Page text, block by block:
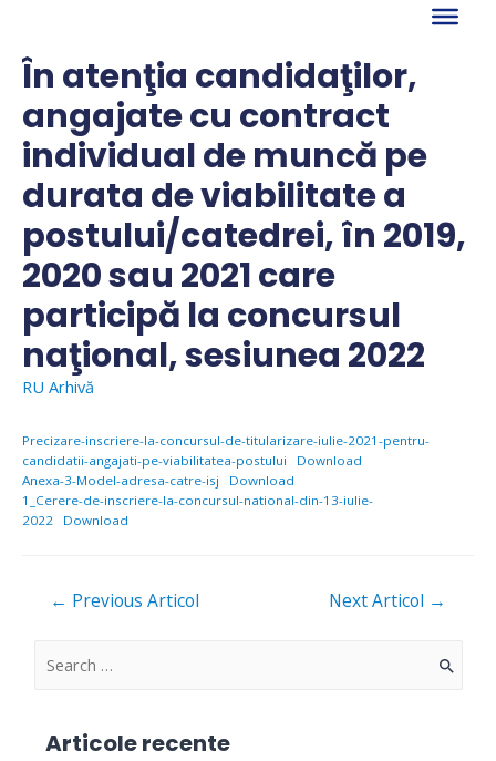
contentÎn atenţia candidaţilor,
angajate cu contract
individual de muncă pe
durata de viabilitate a
postului/catedrei, în 2019,
2020 sau 2021 care
participă la concursul
naţional, sesiunea 2022
RU Arhivă
Precizare-inscriere-la-concursul-de-titularizare-iulie-2021-pentru-
candidatii-angajati-pe-viabilitatea-postului
Download
Anexa-3-Model-adresa-catre-isj
Download
1_Cerere-de-inscriere-la-concursul-national-din-13-iulie-
2022
Download
Navigare
← Previous Articol Next Articol →
S
Articole recente